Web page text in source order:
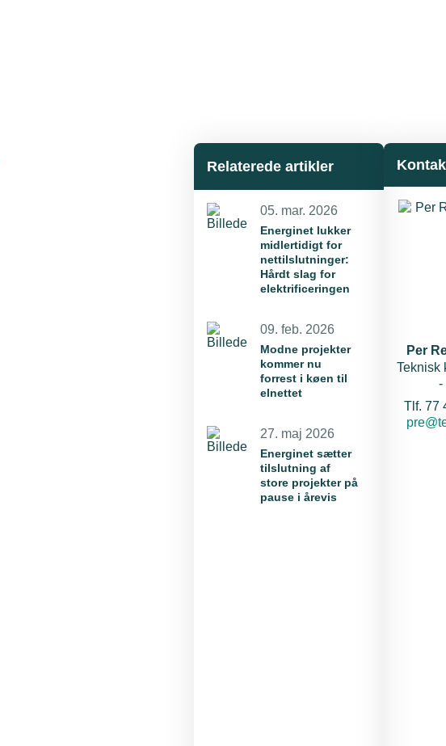
Relaterede artikler
05. mar. 2026
Energinet lukker
midlertidigt for
nettilslutninger:
Hårdt slag for
elektrificeringen
09. feb. 2026
Modne projekter
kommer nu
forrest i køen til
elnettet
27. maj 2026
Energinet sætter
tilslutning af
store projekter på
pause i årevis
Per
Teknisk
-
Tlf. 77
E-mail: